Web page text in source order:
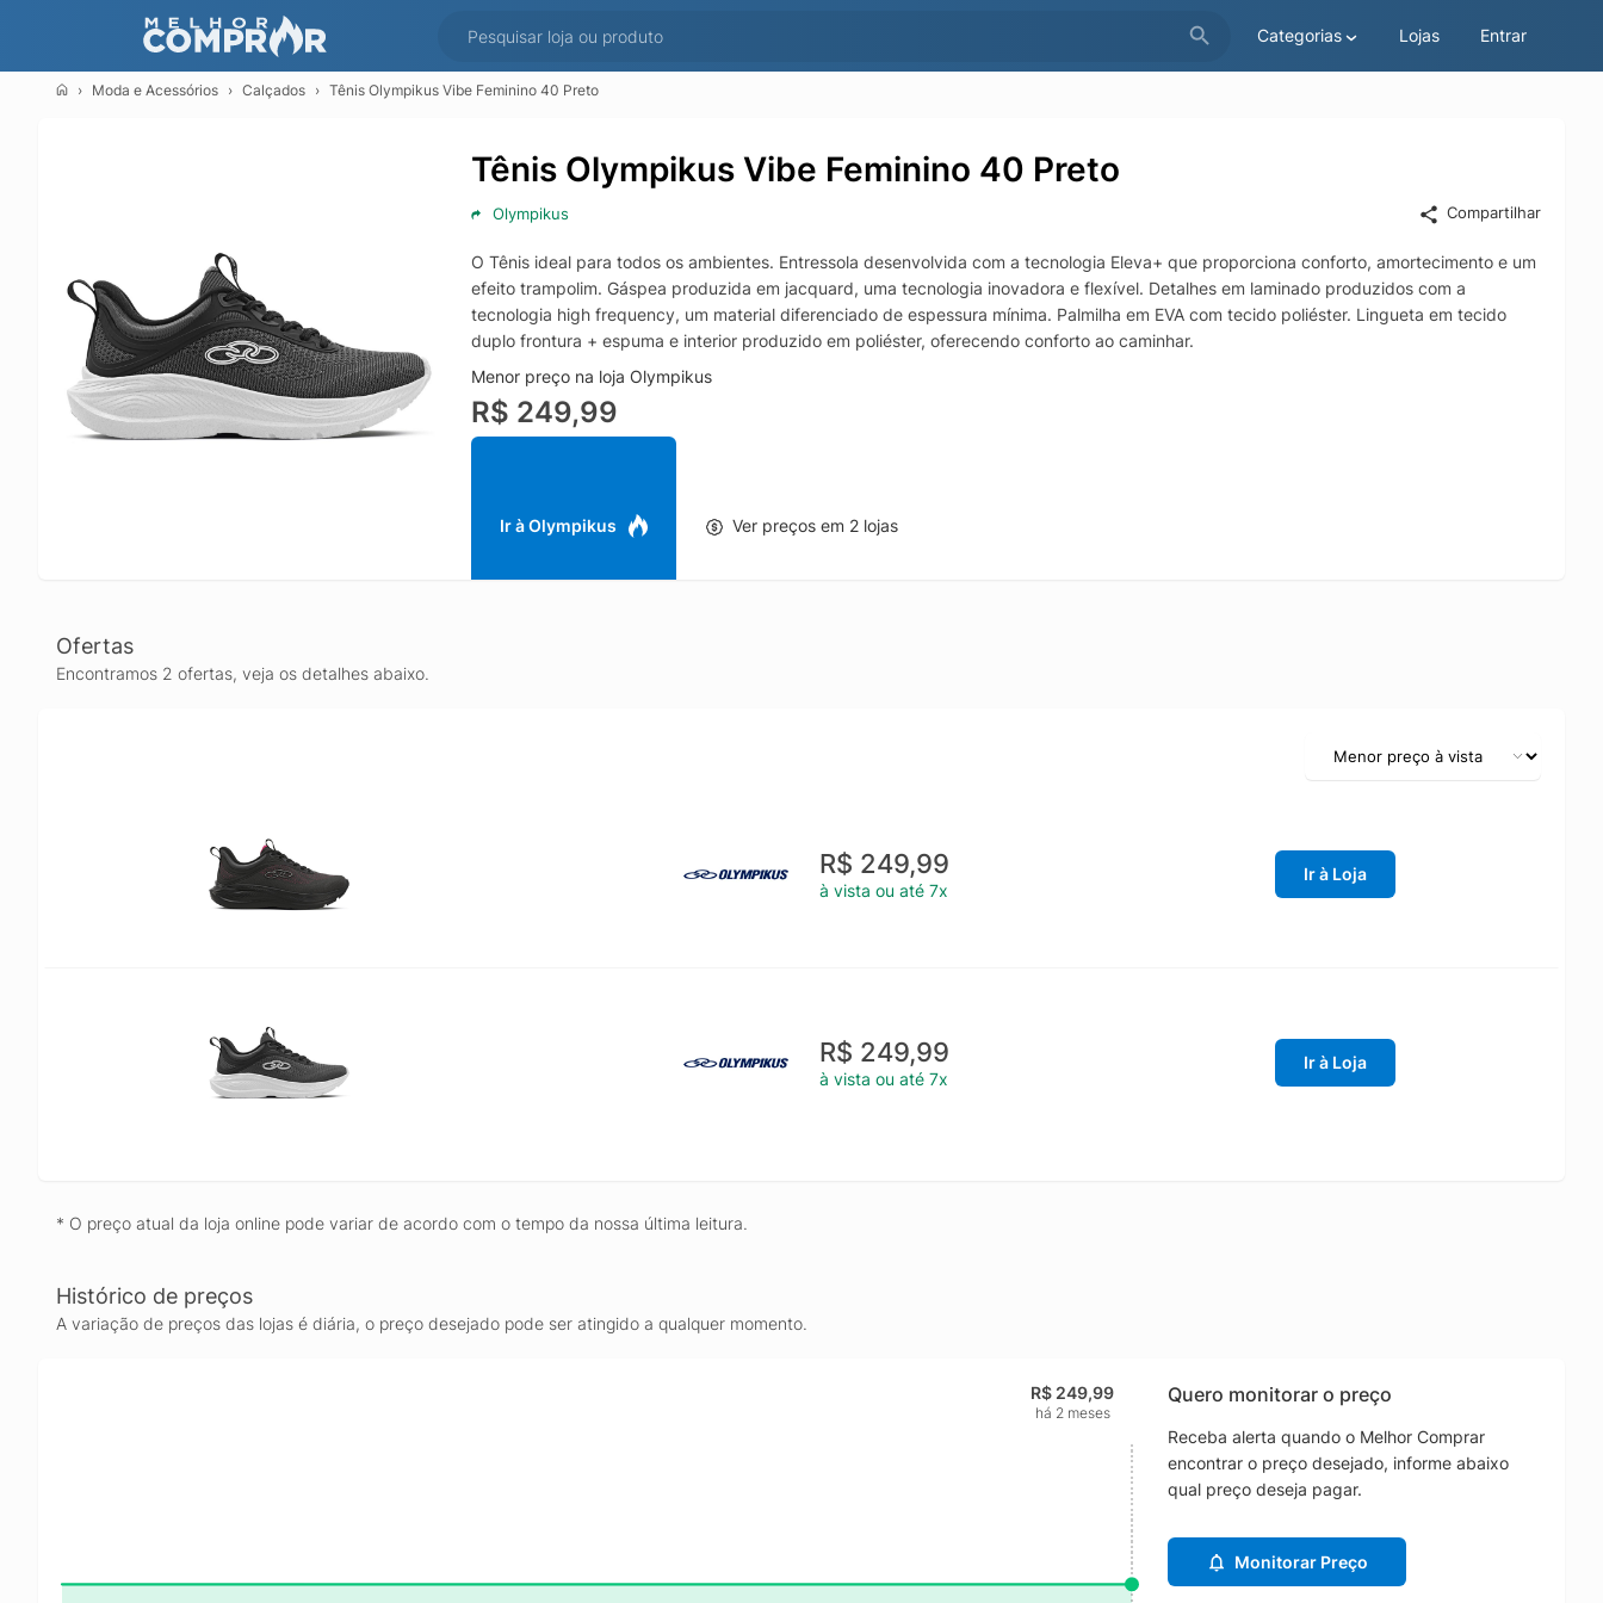
Categorias Lojas Entrar
Moda e Acessórios Calçados Tênis Olympikus Vibe Feminino 40 Preto
Tênis Olympikus Vibe Feminino 40 Preto
Olympikus Compartilhar
O Tênis ideal para todos os ambientes. Entressola desenvolvida com a tecnologia Eleva+ que proporciona conforto, amortecimento e um
efeito trampolim. Gáspea produzida em jacquard, uma tecnologia inovadora e flexível. Detalhes em laminado produzidos com a
tecnologia high frequency, um material diferenciado de espessura mínima. Palmilha em EVA com tecido poliéster. Lingueta em tecido
duplo frontura + espuma e interior produzido em poliéster, oferecendo conforto ao caminhar.
Menor preço na loja Olympikus
R$ 249,99
Ir à Olympikus Ver preços em 2 lojas
Ofertas
Encontramos 2 ofertas, veja os detalhes abaixo.
R$ 249,99
à vista ou até 7x
Ir à Loja
R$ 249,99
à vista ou até 7x
Ir à Loja
* O preço atual da loja online pode variar de acordo com o tempo da nossa última leitura.
Histórico de preços
A variação de preços das lojas é diária, o preço desejado pode ser atingido a qualquer momento.
R$ 249,99
há 2 meses
Quero monitorar o preço
Receba alerta quando o Melhor Comprar
encontrar o preço desejado, informe abaixo
qual preço deseja pagar.
Monitorar Preço